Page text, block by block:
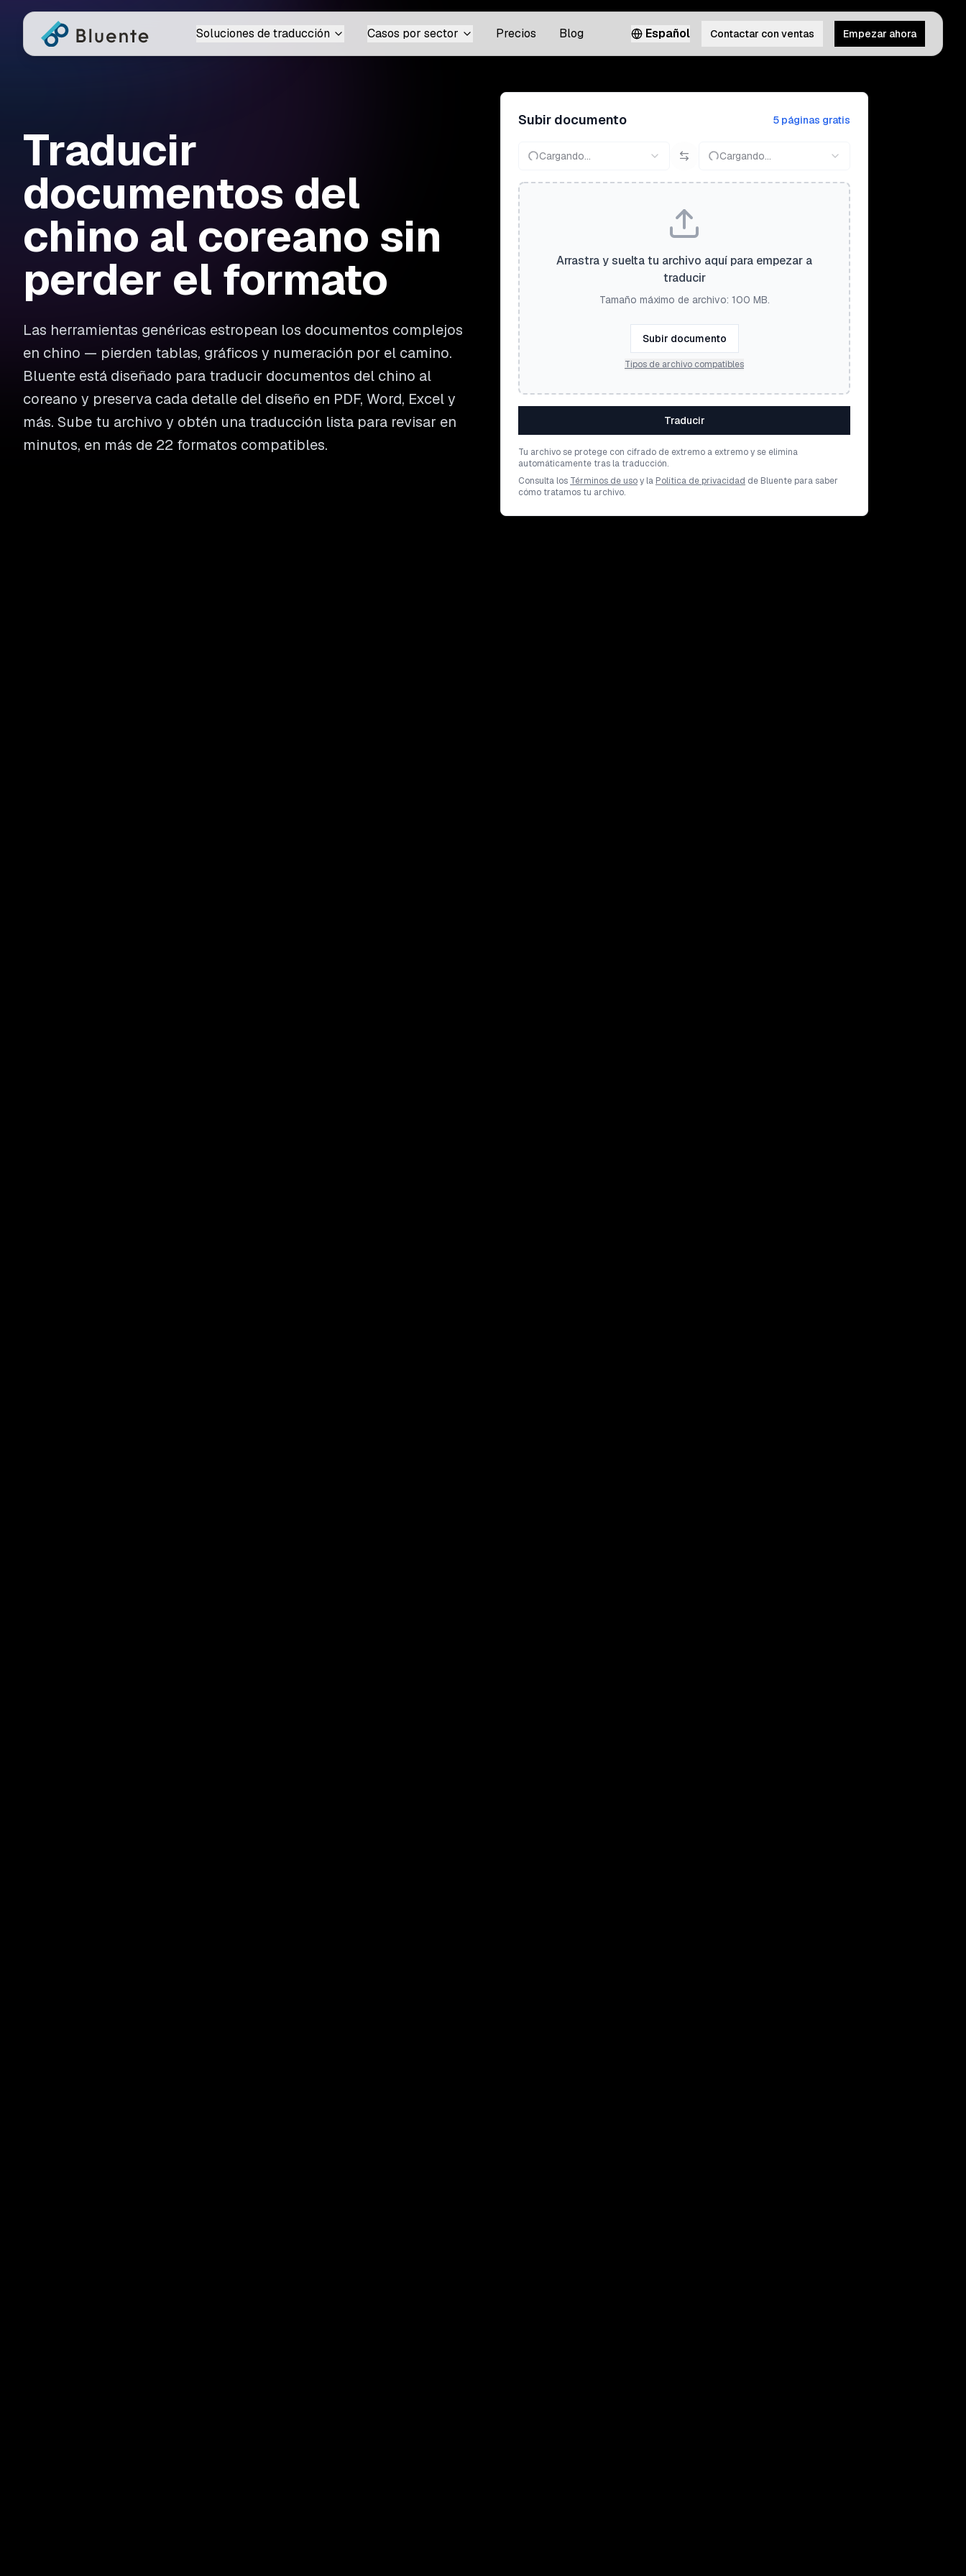
Soluciones de traducción Casos por sector Precios Blog Español Contactar con ventas Empezar ahora
Traducir
documentos del
chino al coreano sin
perder el formato
Las herramientas genéricas estropean los documentos complejos
en chino — pierden tablas, gráficos y numeración por el camino.
Bluente está diseñado para traducir documentos del chino al
coreano y preserva cada detalle del diseño en PDF, Word, Excel y
más. Sube tu archivo y obtén una traducción lista para revisar en
minutos, en más de 22 formatos compatibles.
Subir documento 5 páginas gratis
Cargando... Cargando...
Arrastra y suelta tu archivo aquí para empezar a
traducir
Tamaño máximo de archivo: 100 MB.
Subir documento
Tipos de archivo compatibles
Traducir
Tu archivo se protege con cifrado de extremo a extremo y se elimina
automáticamente tras la traducción.
Consulta los Términos de usoy la Política de privacidad de Bluente para saber
cómo tratamos tu archivo.